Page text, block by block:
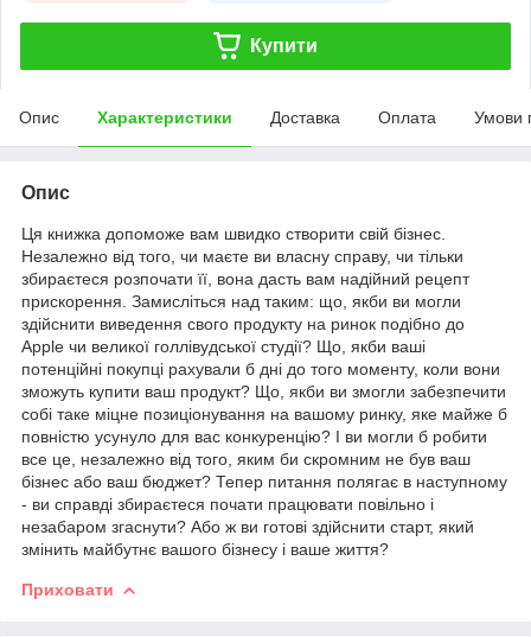
Купити
Опис Характеристики Доставка Оплата Умови
Опис
Ця книжка допоможе вам швидко створити свій бізнес.
Незалежно від того, чи маєте ви власну справу, чи тільки
збираєтеся розпочати її, вона дасть вам надійний рецепт
прискорення. Замисліться над таким: що, якби ви могли
здійснити виведення свого продукту на ринок подібно до
Apple чи великої голлівудської студії? Що, якби ваші
потенційні покупці рахували б дні до того моменту, коли вони
зможуть купити ваш продукт? Що, якби ви змогли забезпечити
собі таке міцне позиціонування на вашому ринку, яке майже б
повністю усунуло для вас конкуренцію? І ви могли б робити
все це, незалежно від того, яким би скромним не був ваш
бізнес або ваш бюджет? Тепер питання полягає в наступному
- ви справді збираєтеся почати працювати повільно і
незабаром згаснути? Або ж ви готові здійснити старт, який
змінить майбутнє вашого бізнесу і ваше життя?
Приховати